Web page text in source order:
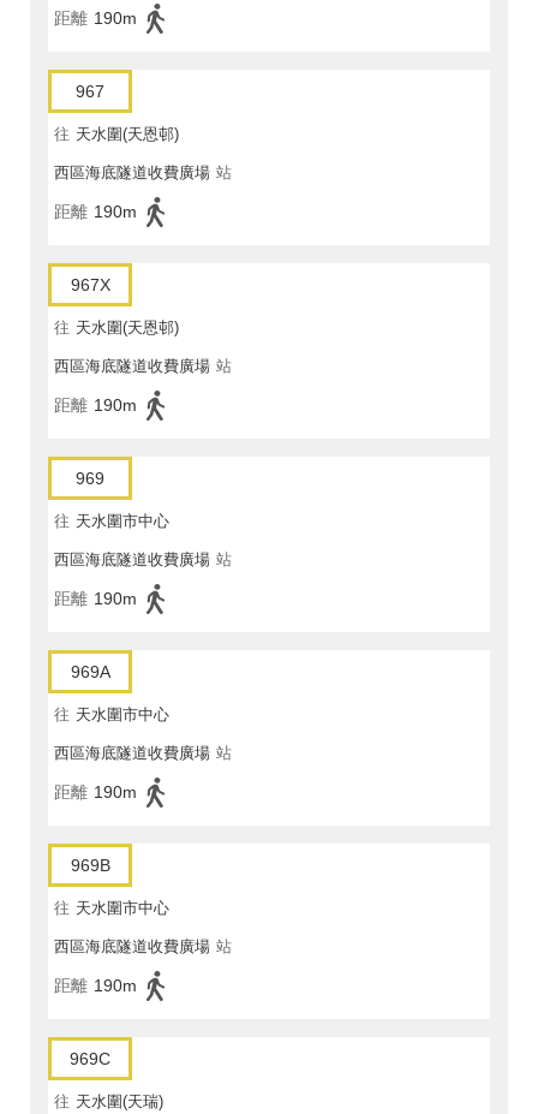
距離 190m
967
往 天水圍(天恩邨)
西區海底隧道收費廣場 站
距離 190m
967X
往 天水圍(天恩邨)
西區海底隧道收費廣場 站
距離 190m
969
往 天水圍市中心
西區海底隧道收費廣場 站
距離 190m
969A
往 天水圍市中心
西區海底隧道收費廣場 站
距離 190m
969B
往 天水圍市中心
西區海底隧道收費廣場 站
距離 190m
969C
往 天水圍(天瑞)